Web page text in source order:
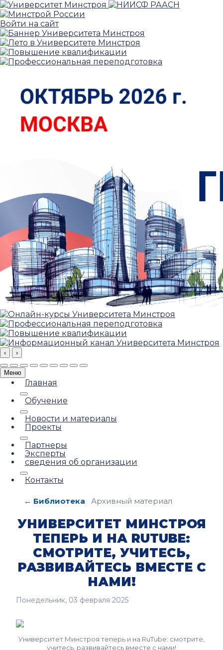
Войти на сайт
‹ ›
Меню
Главная
Обучение
Новости и материалы
Проекты
Партнеры
Эксперты
сведения об организации
Контакты
← Библиотека Архивный материал
УНИВЕРСИТЕТ МИНСТРОЯ
ТЕПЕРЬ И НА RUTUBE:
СМОТРИТЕ, УЧИТЕСЬ,
РАЗВИВАЙТЕСЬ ВМЕСТЕ С
НАМИ!
Понедельник, 03 февраля 2025
Университет Минстроя теперь и на RuTube: смотрите,
учитесь, развивайтесь вместе с нами!